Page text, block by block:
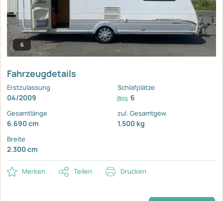
6
Fahrzeugdetails
Erstzulassung
04/2009
Schlafplätze
6
Gesamtlänge
6.690 cm
zul. Gesamtgew.
1.500 kg
Breite
2.300 cm
Merken Teilen Drucken